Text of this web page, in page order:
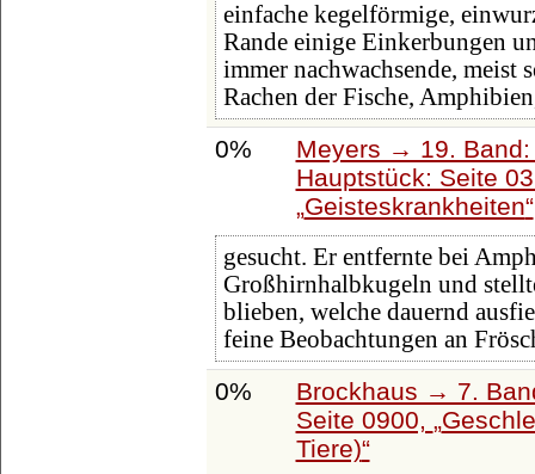
einfache kegelförmige,
Rande einige Einkerbungen
immer nachwachsende, meist
Rachen der Fische,
0%
Meyers → 19.
Hauptstück: Seite
Geisteskrankheiten
gesucht. Er entfernte bei
Großhirnhalbkugeln und
blieben, welche dauernd
feine Beobachtungen an
0%
Brockhaus → 7.
Seite 0900,
Tiere)